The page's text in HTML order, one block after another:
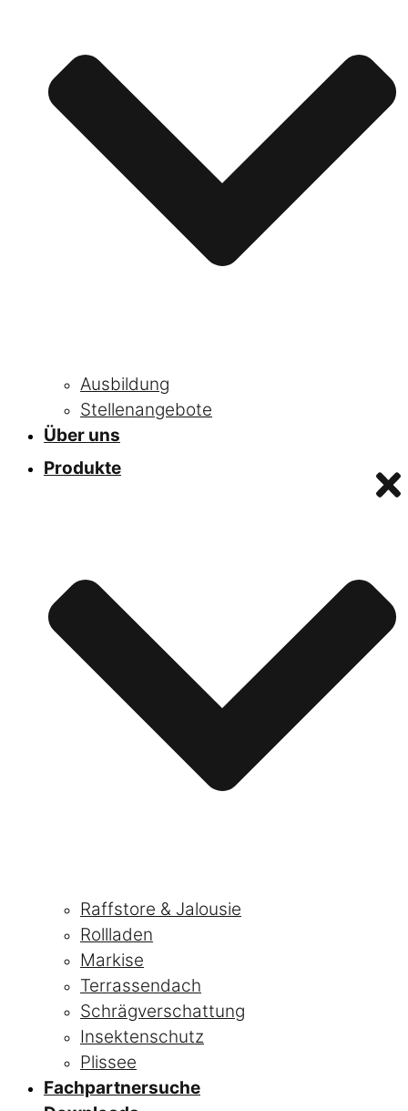
Ausbildung
Stellenangebote
Über uns
Produkte
Raffstore & Jalousie
Rollladen
Markise
Terrassendach
Schrägverschattung
Insektenschutz
Plissee
Fachpartnersuche